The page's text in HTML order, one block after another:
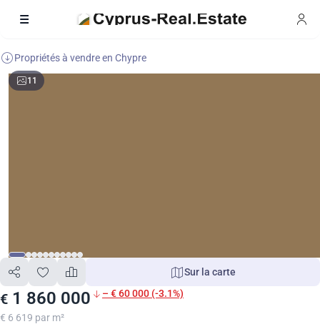
Propriétés à vendre en Chypre
11
€ 1 860 000 – € 60 000 (-3.1%)
€ 6 619 par m²
Sur la carte